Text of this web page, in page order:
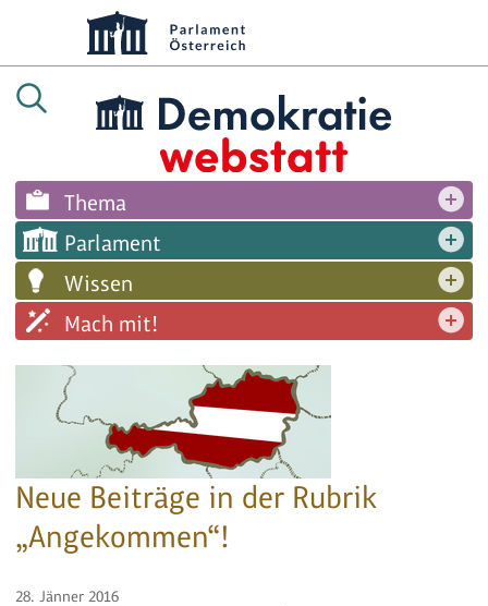
Thema
Parlament
Wissen
Mach mit!
Neue Beiträge in der Rubrik
„Angekommen“!
28. Jänner 2016